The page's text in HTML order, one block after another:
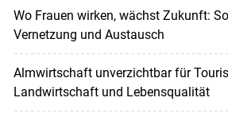
Wo Frauen wirken, wächst Zukunft:
Vernetzung und Austausch
Almwirtschaft unverzichtbar für
Landwirtschaft und Lebensqualität